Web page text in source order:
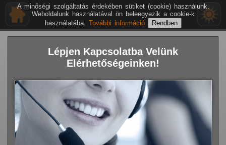
Lépjen Kapcsolatba Velünk
Elérhetőségeinken!
A minőségi szolgáltatás érdekében sütiket (cookie) használunk.
Weboldalunk használatával ön beleegyezik a cookie-k
használatába. További információ